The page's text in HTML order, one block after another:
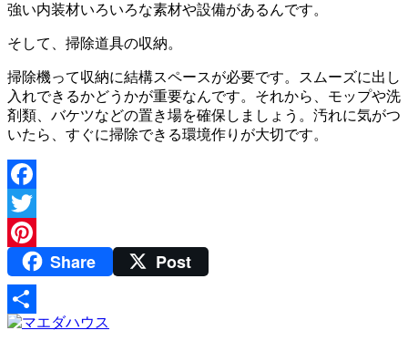
強い内装材いろいろな素材や設備があるんです。
そして、掃除道具の収納。
掃除機って収納に結構スペースが必要です。スムーズに出し
入れできるかどうかが重要なんです。それから、モップや洗
剤類、バケツなどの置き場を確保しましょう。汚れに気がつ
いたら、すぐに掃除できる環境作りが大切です。
Facebook
Twitter
PinterestShare Post
共